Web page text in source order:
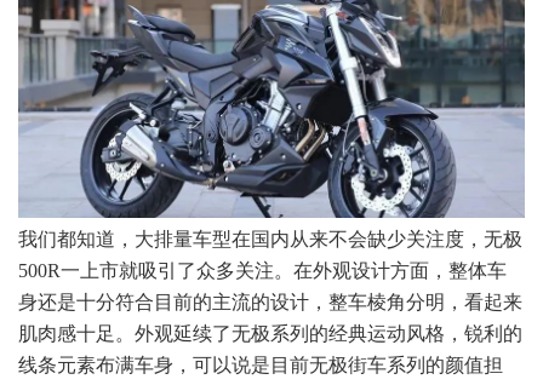
我们都知道，大排量车型在国内从来不会缺少关注度，无极
500R一上市就吸引了众多关注。在外观设计方面，整体车
身还是十分符合目前的主流的设计，整车棱角分明，看起来
肌肉感十足。外观延续了无极系列的经典运动风格，锐利的
线条元素布满车身，可以说是目前无极街车系列的颜值担